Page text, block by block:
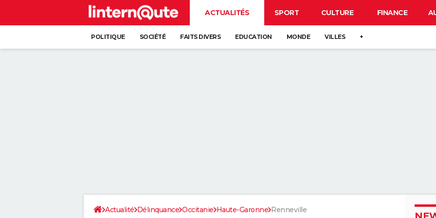
ACTUALITÉS SPORT CULTURE FINANCE
POLITIQUE SOCIÉTÉ FAITS DIVERS EDUCATION MONDE VILLES +
Actualité Délinquance Occitanie Haute-Garonne Renneville